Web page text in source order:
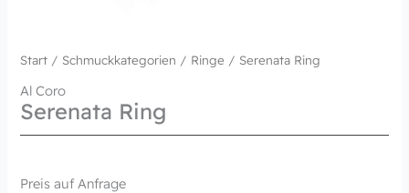
Start / Schmuckkategorien / Ringe / Serenata Ring
Al Coro
Serenata Ring
Preis auf Anfrage